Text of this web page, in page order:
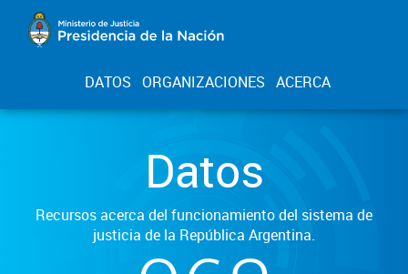
DATOS ORGANIZACIONES ACERCA
Datos
Recursos acerca del funcionamiento del sistema de
justicia de la República Argentina.